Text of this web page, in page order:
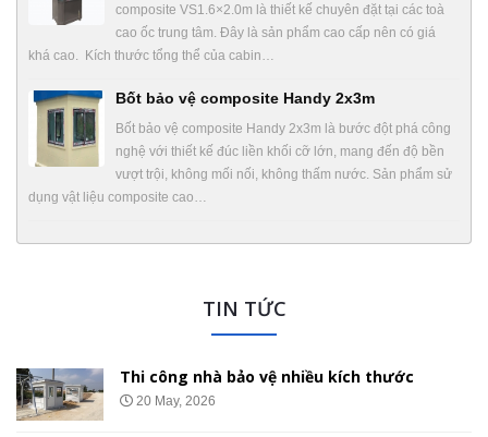
composite VS1.6×2.0m là thiết kế chuyên đặt tại các toà
cao ốc trung tâm. Đây là sản phẩm cao cấp nên có giá
khá cao. Kích thước tổng thể của cabin…
Bốt bảo vệ composite Handy 2x3m
Bốt bảo vệ composite Handy 2x3m là bước đột phá công
nghệ với thiết kế đúc liền khối cỡ lớn, mang đến độ bền
vượt trội, không mối nối, không thấm nước. Sản phẩm sử
dụng vật liệu composite cao…
TIN TỨC
Thi công nhà bảo vệ nhiều kích thước
20 May, 2026